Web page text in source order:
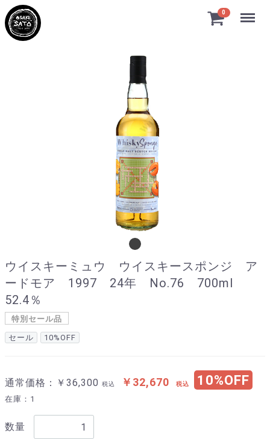
0 Menu
ウイスキーミュウ ウイスキースポンジ ア
ードモア 1997 24年 No.76 700ml
52.4％
特別セール品
セール 10%OFF
通常価格：￥36,300 税込 ￥32,670 税込 10%OFF
在庫：1
数量